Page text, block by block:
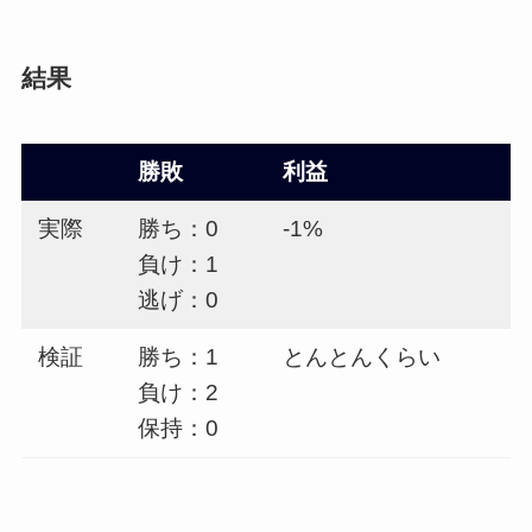
結果
勝敗 利益
実際
勝ち：0
負け：1
逃げ：0
-1%
検証
勝ち：1
負け：2
保持：0
とんとんくらい